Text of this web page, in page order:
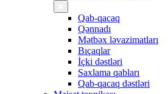
Qab-qacaq
Qənnadı
Mətbəx ləvazimatları
Bıçaqlar
İçki dəstləri
Saxlama qabları
Qab-qacaq dəstləri